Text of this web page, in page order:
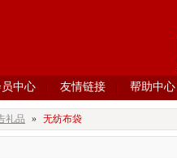
中心 友情链接 帮助中心
礼品 » 无纺布袋